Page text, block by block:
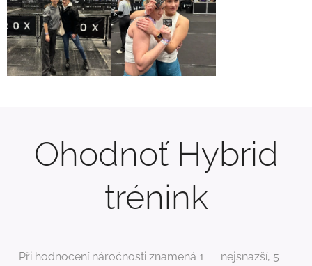
Ohodnoť Hybrid
trénink
Při hodnocení náročnosti znamená 1⭐ nejsnazší, 5⭐